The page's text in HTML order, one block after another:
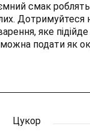
смак
Дотримуйтеся
яке
подати як
Цукор